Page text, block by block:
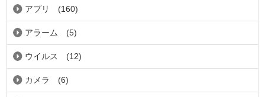
アプリ (160)
アラーム (5)
ウイルス (12)
カメラ (6)